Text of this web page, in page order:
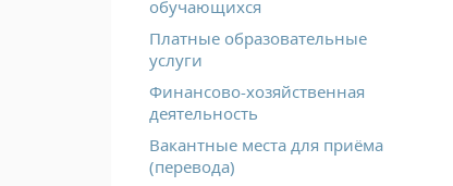
обучающихся
Платные образовательные
услуги
Финансово-хозяйственная
деятельность
Вакантные места для приёма
(перевода)